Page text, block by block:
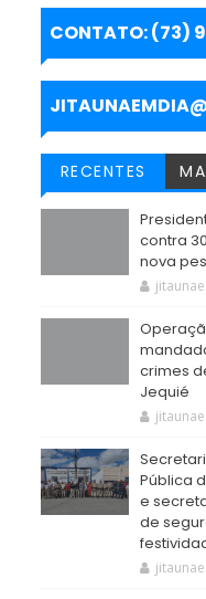
r
e
e
b
o
k
t
t
e
r
t
s
p
p
CONTATO: (73)
RECENTES
contra
nova
crimes
Jequié
Pública
e
de